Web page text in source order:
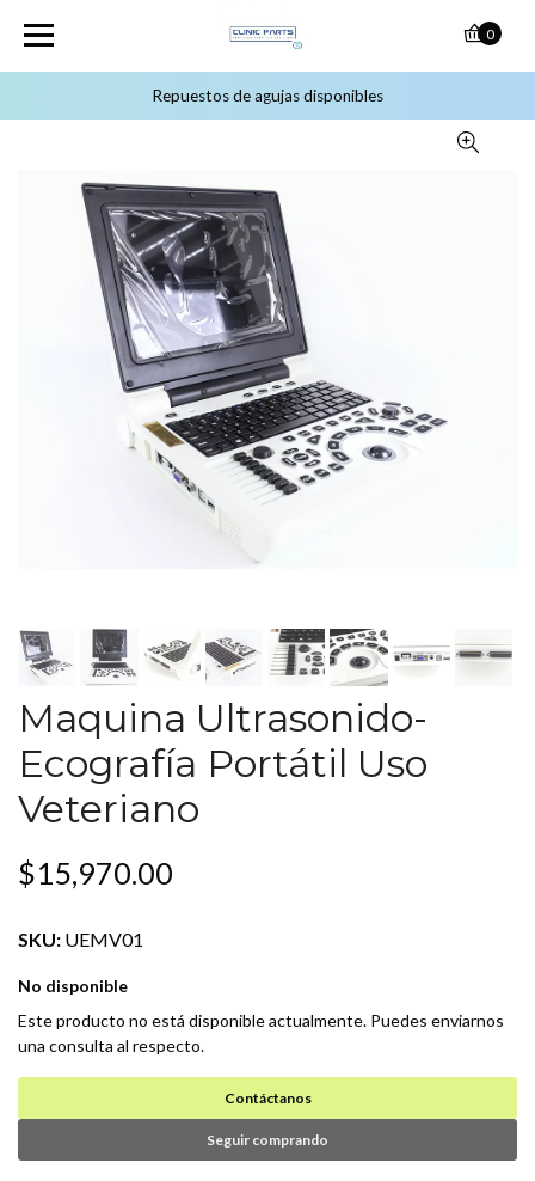
Repuestos de agujas disponibles
0
Maquina Ultrasonido-
Ecografía Portátil Uso
Veteriano
$15,970.00
SKU: UEMV01
No disponible
Este producto no está disponible actualmente. Puedes enviarnos
una consulta al respecto.
Contáctanos
Seguir comprando